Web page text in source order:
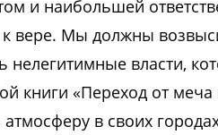
и наибольшей
к вере. Мы должны
нелегитимные власти,
книги «Переход от меча
атмосферу в своих